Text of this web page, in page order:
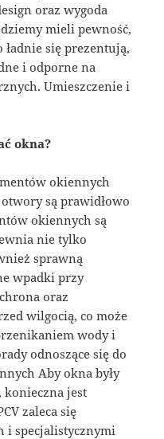
oraz wygoda
mieli pewność,
się prezentują,
i odporne na
Umieszczenie i
okna?
okiennych
są prawidłowo
okiennych są
nie tylko
sprawną
wpadki przy
oraz
wilgocią, co może
wody i
odnoszące się do
Aby okna były
konieczna jest
zaleca się
i specjalistycznymi